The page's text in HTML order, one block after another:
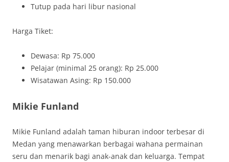
Tutup pada hari libur nasional
Harga Tiket:
Dewasa: Rp 75.000
Pelajar (minimal 25 orang): Rp 25.000
Wisatawan Asing: Rp 150.000
Mikie Funland
Mikie Funland adalah taman hiburan indoor terbesar di
Medan yang menawarkan berbagai wahana permainan
seru dan menarik bagi anak-anak dan keluarga. Tempat